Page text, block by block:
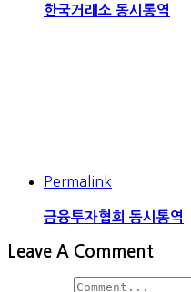
한국거래소 동시통역
Permalink
금융투자협회 동시통역
Leave A Comment